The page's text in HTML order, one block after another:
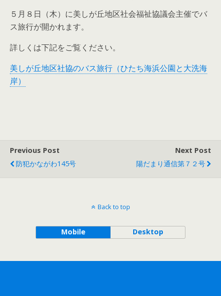
５月８日（木）に美しが丘地区社会福祉協議会主催でバ
ス旅行が開かれます。
詳しくは下記をご覧ください。
美しが丘地区社協のバス旅行（ひたち海浜公園と大洗海
岸）
Previous Post
防犯かながわ145号
Next Post
陽だまり通信第７２号
Back to top
Mobile Desktop